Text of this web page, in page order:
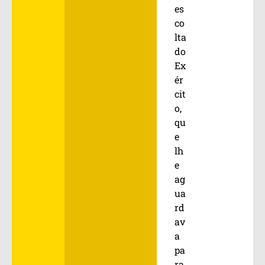
es
co
lta
do
Ex
ér
cit
o,
qu
e
lh
e
ag
ua
rd
av
a
pa